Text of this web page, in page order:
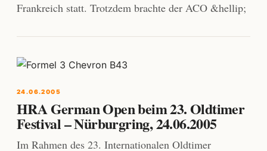
Frankreich statt. Trotzdem brachte der ACO &hellip;
24.06.2005
HRA German Open beim 23. Oldtimer
Festival – Nürburgring, 24.06.2005
Im Rahmen des 23. Internationalen Oldtimer